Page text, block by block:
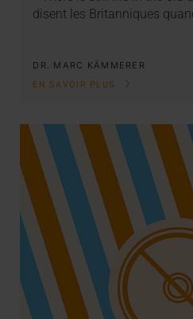
disent les Britanniques
DR. MARC KÄMMERER
EN SAVOIR PLUS